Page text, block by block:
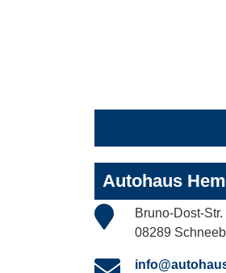
Autohaus
Bruno-Dost-Str.
08289